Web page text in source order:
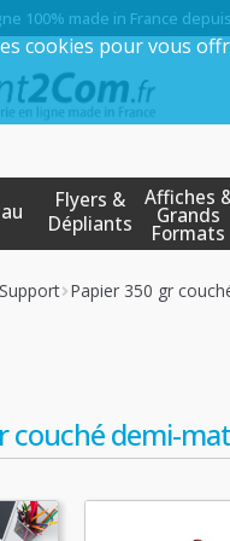
100% made in France
Flyers &
Dépliants
Affiches
Grands
Formats
Papier 350 gr
couché demi-mat
cookies pour vous